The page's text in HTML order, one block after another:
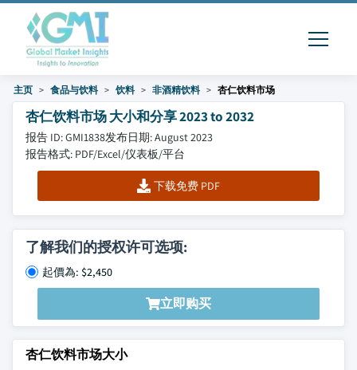
主页 食品与饮料 饮料 非酒精饮料 杏仁饮料市场
杏仁饮料市场 大小和分享 2023 to 2032
报告 ID: GMI1838发布日期: August 2023
报告格式: PDF/Excel/仪表板/平台
下载免费 PDF
了解我们的授权许可选项:
起價為: $2,450
立即购买
杏仁饮料市场大小